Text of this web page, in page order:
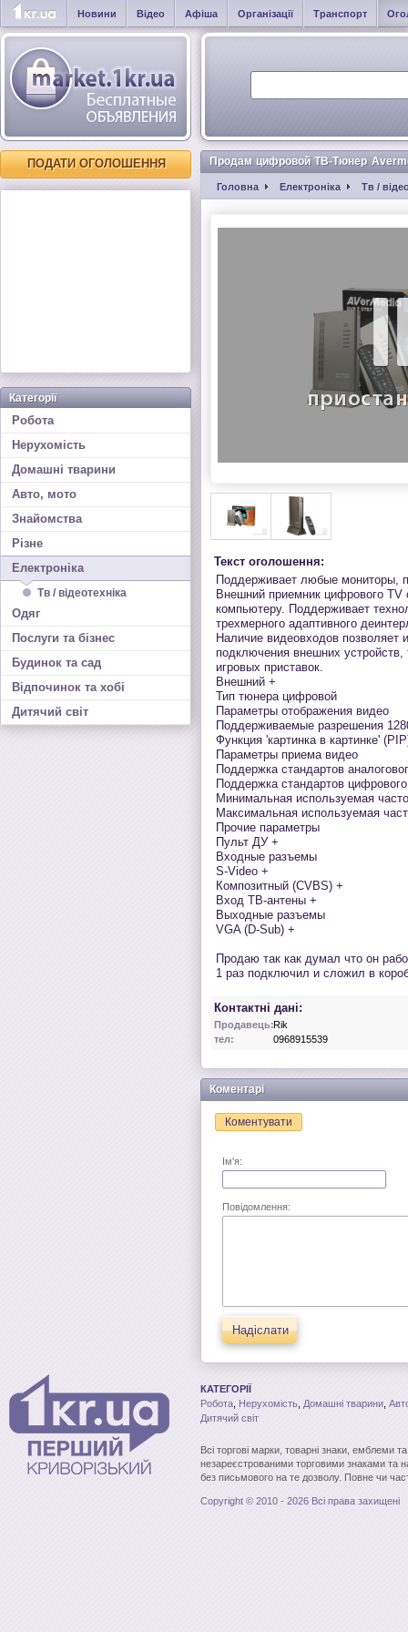
Новини Відео Афіша Організації Транспорт
ПОДАТИ ОГОЛОШЕННЯ
Категорії
Робота
Нерухомість
Домашні тварини
Авто, мото
Знайомства
Різне
Електроніка
Тв / відеотехніка
Одяг
Послуги та бізнес
Будинок та сад
Відпочинок та хобі
Дитячий світ
Продам цифровой ТВ-Тюнер
Головна Електроніка Тв /
Текст оголошення:
Поддерживает любые мониторы,
Внешний приемник цифрового
компьютеру. Поддерживает
трехмерного адаптивного
Наличие видеовходов позволяет
подключения внешних
игровых приставок.
Внешний +
Тип тюнера цифровой
Параметры отображения видео
Поддерживаемые разрешения
Функция 'картинка в картинке'
Параметры приема видео
Поддержка стандартов
Поддержка стандартов
Минимальная используемая
Максимальная используемая
Прочие параметры
Пульт ДУ +
Входные разъемы
S-Video +
Композитный (CVBS) +
Вход ТВ-антены +
Выходные разъемы
VGA (D-Sub) +
Продаю так как думал что он
1 раз подключил и сложил в
Контактні дані:
Продавець:Rik
тел:
0968915539
Коментарі
Коментувати
Ім'я:
Повідомлення:
Надіслати
КАТЕГОРІЇ
Робота Нерухомість Домашні тварини
Дитячий світ
Всі торгові марки, товарні знаки, емблеми
незареєстрованими торговими знаками та
без письмового на те дозволу. Повне чи
Copyright © 2010 - 2026 Всі права захищені